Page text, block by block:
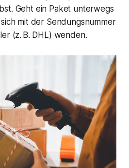
Geht ein Paket unterwegs
mit der Sendungsnummer
(z. B. DHL) wenden​.